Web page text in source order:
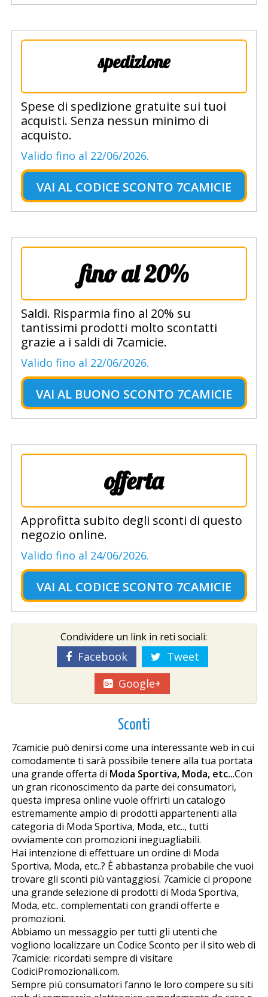
spedizione
Spese di spedizione gratuite sui tuoi
acquisti. Senza nessun minimo di
acquisto.
Valido fino al 22/06/2026.
VAI AL CODICE SCONTO 7CAMICIE
fino al 20%
Saldi. Risparmia fino al 20% su
tantissimi prodotti molto scontatti
grazie a i saldi di 7camicie.
Valido fino al 22/06/2026.
VAI AL BUONO SCONTO 7CAMICIE
offerta
Approfitta subito degli sconti di questo
negozio online.
Valido fino al 24/06/2026.
VAI AL CODICE SCONTO 7CAMICIE
Condividere un link in reti sociali:
Facebook
Tweet
Google+
Sconti
7camicie può definirsi come una interessante web in cui
comodamente ti sarà possibile tenere alla tua portata
una grande offerta di Moda Sportiva, Moda, etc...Con
un gran riconoscimento da parte dei consumatori,
questa impresa online vuole offrirti un catalogo
estremamente ampio di prodotti appartenenti alla
categoria di Moda Sportiva, Moda, etc.., tutti
ovviamente con promozioni ineguagliabili.
Hai intenzione di effettuare un ordine di Moda
Sportiva, Moda, etc..? È abbastanza probabile che vuoi
trovare gli sconti più vantaggiosi. 7camicie ci propone
una grande selezione di prodotti di Moda Sportiva,
Moda, etc.. complementati con grandi offerte e
promozioni.
Abbiamo un messaggio per tutti gli utenti che
vogliono localizzare un Codice Sconto per il sito web di
7camicie: ricordati sempre di visitare
CodiciPromozionali.com.
Sempre più consumatori fanno le loro compere su siti